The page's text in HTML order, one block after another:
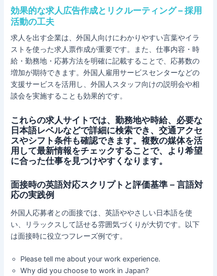
効果的な求人広告作成とリクルーティング – 採用
活動の工夫
求人を出す企業は、外国人向けにわかりやすい言葉やイラ
ストを使った求人票作成が重要です。また、仕事内容・時
給・勤務地・応募方法を明確に記載することで、応募数の
増加が期待できます。外国人雇用サービスセンターなどの
支援サービスを活用し、外国人スタッフ向けの説明会や相
談会を実施することも効果的です。
これらの求人サイトでは、勤務地や時給、必要な
日本語レベルなどで詳細に検索でき、交通アクセ
スやシフト条件も確認できます。複数の媒体を活
用して最新情報をチェックすることで、より希望
に合った仕事を見つけやすくなります。
面接時の英語対応スクリプトと評価基準 – 言語対
応の実践例
外国人応募者との面接では、英語ややさしい日本語を使
い、リラックスして話せる雰囲気づくりが大切です。以下
は面接時に役立つフレーズ例です。
Please tell me about your work experience.
Why did you choose to work in Japan?